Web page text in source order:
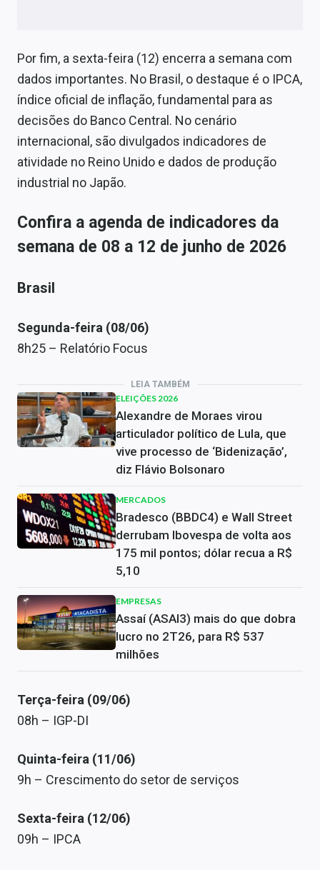
Por fim, a sexta-feira (12) encerra a semana com
dados importantes. No Brasil, o destaque é o IPCA,
índice oficial de inflação, fundamental para as
decisões do Banco Central. No cenário
internacional, são divulgados indicadores de
atividade no Reino Unido e dados de produção
industrial no Japão.
Confira a agenda de indicadores da
semana de 08 a 12 de junho de 2026
Brasil
Segunda-feira (08/06)
8h25 – Relatório Focus
LEIA TAMBÉM
ELEIÇÕES 2026
Alexandre de Moraes virou
articulador político de Lula, que
vive processo de ‘Bidenização’,
diz Flávio Bolsonaro
MERCADOS
Bradesco (BBDC4) e Wall Street
derrubam Ibovespa de volta aos
175 mil pontos; dólar recua a R$
5,10
EMPRESAS
Assaí (ASAI3) mais do que dobra
lucro no 2T26, para R$ 537
milhões
Terça-feira (09/06)
08h – IGP-DI
Quinta-feira (11/06)
9h – Crescimento do setor de serviços
Sexta-feira (12/06)
09h – IPCA